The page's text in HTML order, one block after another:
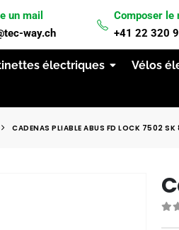
un mail
way.ch
Composer le
+41 22 320
électriques Vélos
CADENAS PLIABLE ABUS FD LOCK 7502 SK
LIVRAISON